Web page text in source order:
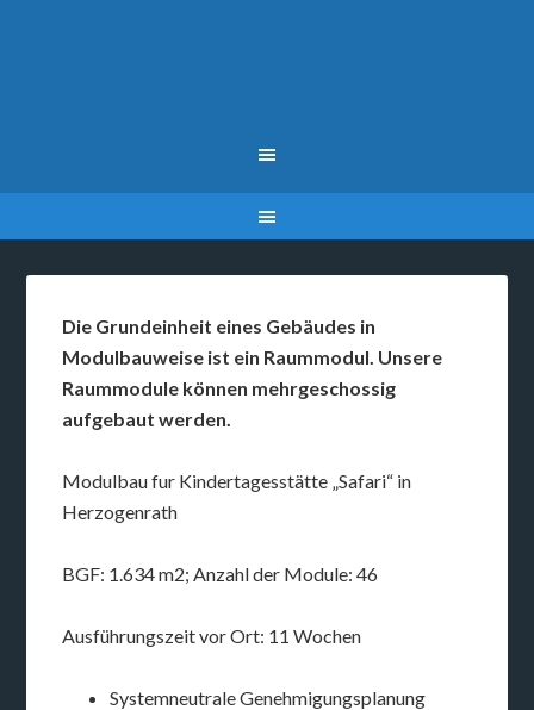
Die Grundeinheit eines Gebäudes in
Modulbauweise ist ein Raummodul. Unsere
Raummodule können mehrgeschossig
aufgebaut werden.
Modulbau fur Kindertagesstätte „Safari“ in
Herzogenrath
BGF: 1.634 m2; Anzahl der Module: 46
Ausführungszeit vor Ort: 11 Wochen
Systemneutrale Genehmigungsplanung